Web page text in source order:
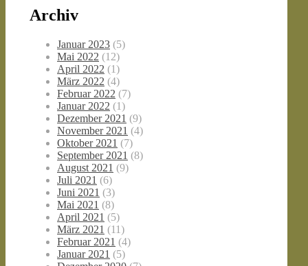
Archiv
Januar 2023 (5)
Mai 2022 (12)
April 2022 (1)
März 2022 (4)
Februar 2022 (7)
Januar 2022 (1)
Dezember 2021 (9)
November 2021 (4)
Oktober 2021 (7)
September 2021 (8)
August 2021 (9)
Juli 2021 (6)
Juni 2021 (3)
Mai 2021 (8)
April 2021 (5)
März 2021 (11)
Februar 2021 (4)
Januar 2021 (5)